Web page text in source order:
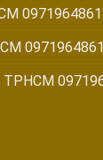
0971964861
0971964861
TPHCM